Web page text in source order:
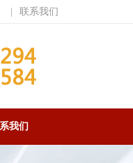
联系我们
我们